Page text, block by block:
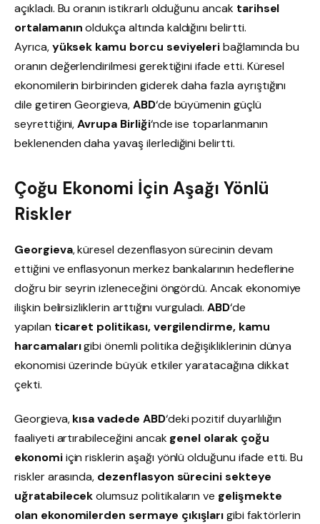
açıkladı. Bu oranın istikrarlı olduğunu ancak tarihsel
ortalamanınoldukça altında kaldığını belirtti.
Ayrıca,yüksek kamu borcu seviyeleribağlamında bu
oranın değerlendirilmesi gerektiğini ifade etti. Küresel
ekonomilerin birbirinden giderek daha fazla ayrıştığını
dile getiren Georgieva,ABD‘de büyümenin güçlü
seyrettiğini,Avrupa Birliği‘nde ise toparlanmanın
beklenenden daha yavaş ilerlediğini belirtti.
Çoğu Ekonomi İçin Aşağı Yönlü
Riskler
Georgieva, küresel dezenflasyon sürecinin devam
ettiğini ve enflasyonun merkez bankalarının hedeflerine
doğru bir seyrin izleneceğini öngördü. Ancak ekonomiye
ilişkin belirsizliklerin arttığını vurguladı. ABD‘de
yapılan ticaret politikası, vergilendirme, kamu
harcamalarıgibi önemli politika değişikliklerinin dünya
ekonomisi üzerinde büyük etkiler yaratacağına dikkat
çekti.
Georgieva,kısa vadede ABD‘deki pozitif duyarlılığın
faaliyeti artırabileceğini ancakgenel olarak çoğu
ekonomiiçin risklerin aşağı yönlü olduğunu ifade etti. Bu
riskler arasında, dezenflasyon sürecini sekteye
uğratabilecekolumsuz politikaların ve gelişmekte
olan ekonomilerden sermaye çıkışlarıgibi faktörlerin